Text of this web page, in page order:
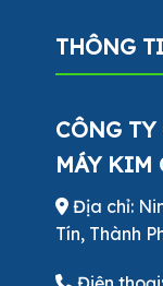
THÔNG
CÔNG
MÁY KIM
Địa chỉ:
Tín, Thành